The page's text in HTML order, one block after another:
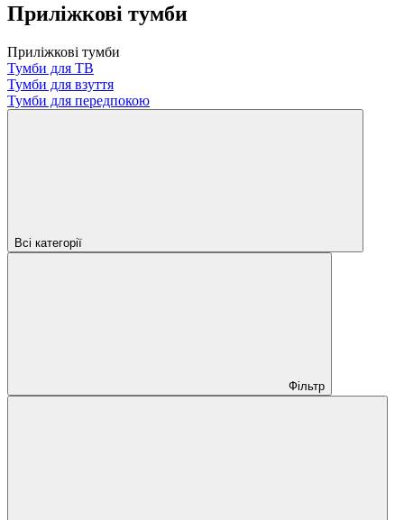
Приліжкові тумби
Приліжкові тумби
Тумби для ТВ
Тумби для взуття
Тумби для передпокою
Всі категорії
Фільтр